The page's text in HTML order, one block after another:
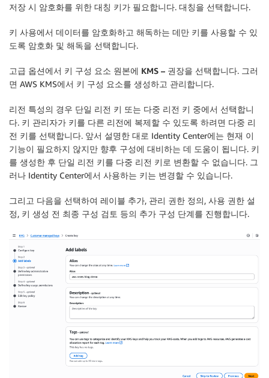
저장 시 암호화를 위한 대칭 키가 필요합니다. 대칭을 선택합니다.
키 사용에서 데이터를 암호화하고 해독하는 데만 키를 사용할 수 있
도록 암호화 및 해독을 선택합니다.
고급 옵션에서 키 구성 요소 원본에 KMS – 권장을 선택합니다. 그러
면 AWS KMS에서 키 구성 요소를 생성하고 관리합니다.
리전 특성의 경우 단일 리전 키 또는 다중 리전 키 중에서 선택합니
다. 키 관리자가 키를 다른 리전에 복제할 수 있도록 하려면 다중 리
전 키를 선택합니다. 앞서 설명한 대로 Identity Center에는 현재 이
기능이 필요하지 않지만 향후 구성에 대비하는 데 도움이 됩니다. 키
를 생성한 후 단일 리전 키를 다중 리전 키로 변환할 수 없습니다. 그
러나 Identity Center에서 사용하는 키는 변경할 수 있습니다.
그리고 다음을 선택하여 레이블 추가, 관리 권한 정의, 사용 권한 설
정, 키 생성 전 최종 구성 검토 등의 추가 구성 단계를 진행합니다.